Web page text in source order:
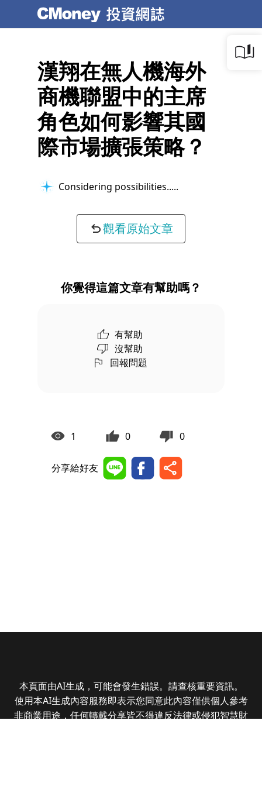
漢翔在無人機海外
商機聯盟中的主席
角色如何影響其國
際市場擴張策略？
Considering possibilities...
觀看原始文章
你覺得這篇文章有幫助嗎？
有幫助
沒幫助
回報問題
1 0 0
分享給好友
本頁面由AI生成，可能會發生錯誤。請查核重要資訊。
使用本AI生成內容服務即表示您同意此內容僅供個人參考
非商業用途，任何轉載分享皆不得違反法律或侵犯智慧財